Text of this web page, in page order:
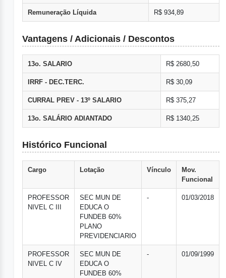
Remuneração Líquida R$ 934,89
Vantagens / Adicionais / Descontos
13o. SALARIO R$ 2680,50
IRRF - DEC.TERC. R$ 30,09
CURRAL PREV - 13º SALARIO R$ 375,27
13o. SALÁRIO ADIANTADO R$ 1340,25
Histórico Funcional
Cargo Lotação Vínculo
Mov.
Funcional
PROFESSOR
NIVEL C III
SEC MUN DE
EDUCA O
FUNDEB 60%
PLANO
PREVIDENCIARIO
- 01/03/2018
PROFESSOR
NIVEL C IV
SEC MUN DE
EDUCA O
FUNDEB 60%
- 01/09/1999